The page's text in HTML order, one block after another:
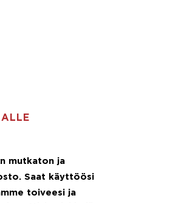
mutkaton ja
Saat käyttöösi
toiveesi ja